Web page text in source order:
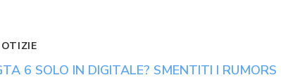
6 SOLO IN DIGITALE? SMENTITI I RUMORS